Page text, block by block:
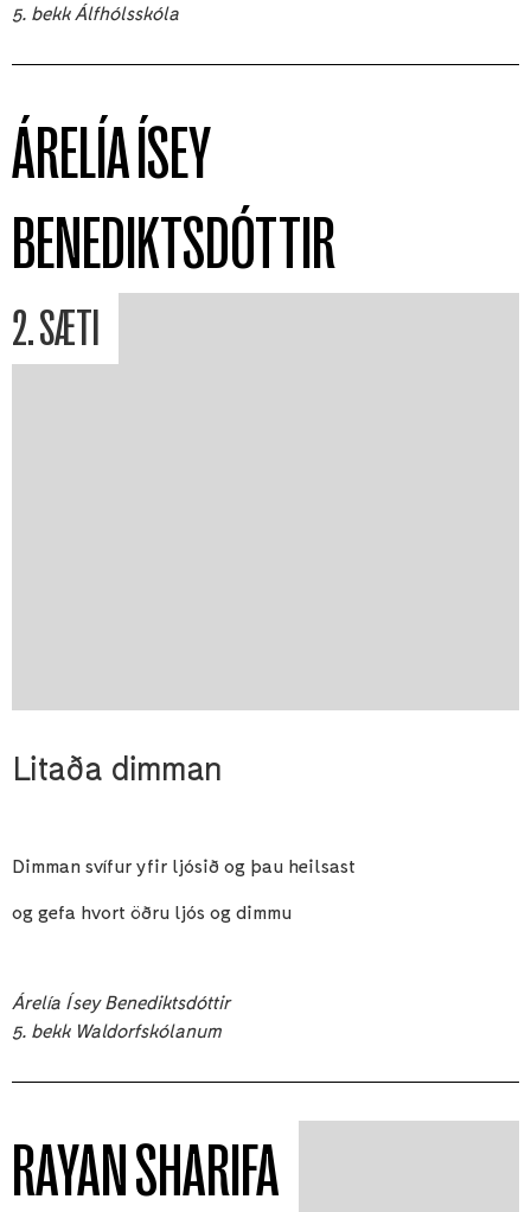
5. bekk Álfhólsskóla
ÁRELÍA ÍSEY
BENEDIKTSDÓTTIR
2. SÆTI
Litaða dimman
Dimman svífur yfir ljósið og þau heilsast
og gefa hvort öðru ljós og dimmu
Árelía Ísey Benediktsdóttir
5. bekk Waldorfskólanum
RAYAN SHARIFA